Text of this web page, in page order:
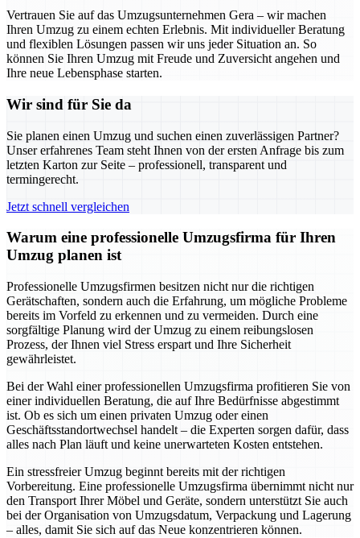
Vertrauen Sie auf das Umzugsunternehmen Gera – wir machen
Ihren Umzug zu einem echten Erlebnis. Mit individueller Beratung
und flexiblen Lösungen passen wir uns jeder Situation an. So
können Sie Ihren Umzug mit Freude und Zuversicht angehen und
Ihre neue Lebensphase starten.
Wir sind für Sie da
Sie planen einen Umzug und suchen einen zuverlässigen Partner?
Unser erfahrenes Team steht Ihnen von der ersten Anfrage bis zum
letzten Karton zur Seite – professionell, transparent und
termingerecht.
Jetzt schnell vergleichen
Warum eine professionelle Umzugsfirma für Ihren
Umzug planen ist
Professionelle Umzugsfirmen besitzen nicht nur die richtigen
Gerätschaften, sondern auch die Erfahrung, um mögliche Probleme
bereits im Vorfeld zu erkennen und zu vermeiden. Durch eine
sorgfältige Planung wird der Umzug zu einem reibungslosen
Prozess, der Ihnen viel Stress erspart und Ihre Sicherheit
gewährleistet.
Bei der Wahl einer professionellen Umzugsfirma profitieren Sie von
einer individuellen Beratung, die auf Ihre Bedürfnisse abgestimmt
ist. Ob es sich um einen privaten Umzug oder einen
Geschäftsstandortwechsel handelt – die Experten sorgen dafür, dass
alles nach Plan läuft und keine unerwarteten Kosten entstehen.
Ein stressfreier Umzug beginnt bereits mit der richtigen
Vorbereitung. Eine professionelle Umzugsfirma übernimmt nicht nur
den Transport Ihrer Möbel und Geräte, sondern unterstützt Sie auch
bei der Organisation von Umzugsdatum, Verpackung und Lagerung
– alles, damit Sie sich auf das Neue konzentrieren können.